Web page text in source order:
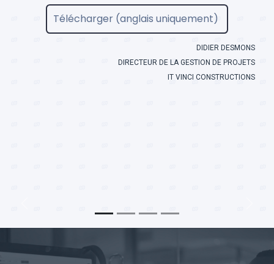
Télécharger (anglais uniquement)
DIDIER DESMONS
DIRECTEUR DE LA GESTION DE PROJETS
IT VINCI CONSTRUCTIONS